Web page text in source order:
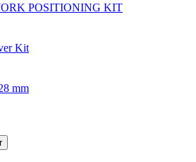
POSITIONING KIT
Kit
mm